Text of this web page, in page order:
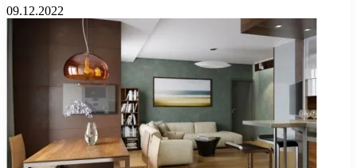
09.12.2022